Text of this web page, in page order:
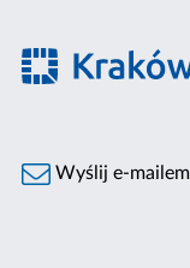
Wyślij e-mailem